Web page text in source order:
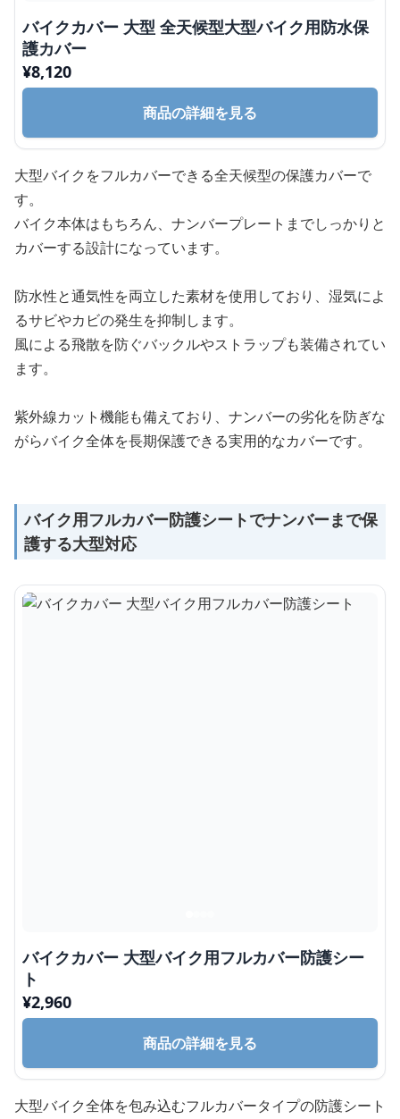
バイクカバー 大型 全天候型大型バイク用防水保
護カバー
¥8,120
商品の詳細を見る
大型バイクをフルカバーできる全天候型の保護カバーで
す。
バイク本体はもちろん、ナンバープレートまでしっかりと
カバーする設計になっています。
防水性と通気性を両立した素材を使用しており、湿気によ
るサビやカビの発生を抑制します。
風による飛散を防ぐバックルやストラップも装備されてい
ます。
紫外線カット機能も備えており、ナンバーの劣化を防ぎな
がらバイク全体を長期保護できる実用的なカバーです。
バイク用フルカバー防護シートでナンバーまで保
護する大型対応
バイクカバー 大型バイク用フルカバー防護シー
ト
¥2,960
商品の詳細を見る
大型バイク全体を包み込むフルカバータイプの防護シート